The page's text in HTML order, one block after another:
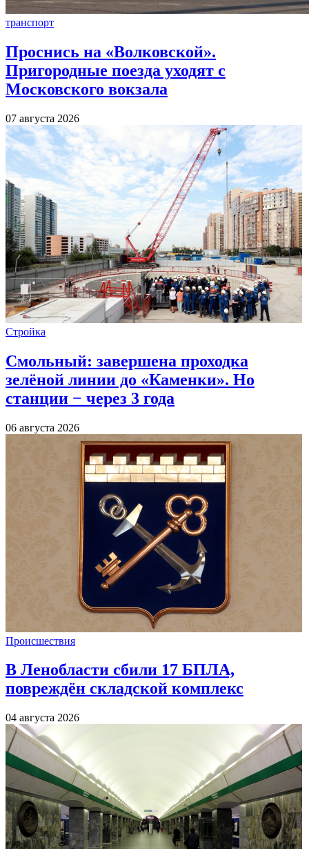
транспорт
Проснись на «Волковской».
Пригородные поезда уходят с
Московского вокзала
07 августа 2026
Стройка
Смольный: завершена проходка
зелёной линии до «Каменки». Но
станции − через 3 года
06 августа 2026
Происшествия
В Ленобласти сбили 17 БПЛА,
повреждён складской комплекс
04 августа 2026